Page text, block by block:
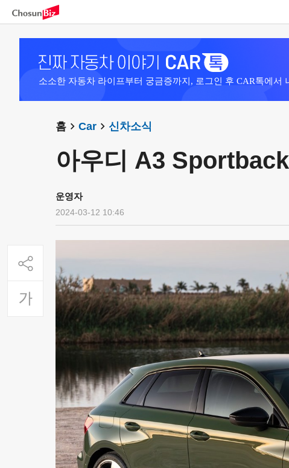
소소한 자동차 라이프부터 궁금증까지, 로그인 후 CAR톡에서
홈 Car 신차소식
아우디 A3
운영자
2024-03-12 10:46